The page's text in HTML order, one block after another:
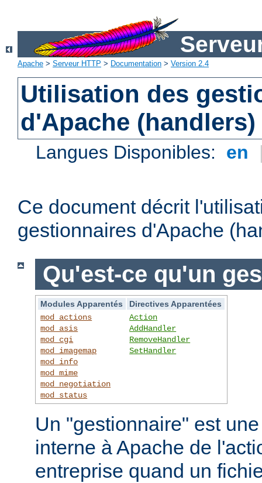
Apache > Serveur HTTP > Documentation > Version 2.4
Utilisation des
d'Apache (handlers)
Langues Disponibles: en
Ce document décrit
gestionnaires d'Apache
Qu'est-ce qu'un
Modules Apparentés
Directives Apparentées
mod_actions
mod_asis
mod_cgi
mod_imagemap
mod_info
mod_mime
mod_negotiation
mod_status
Action
AddHandler
RemoveHandler
SetHandler
Un "gestionnaire" est
interne à Apache de
entreprise quand un